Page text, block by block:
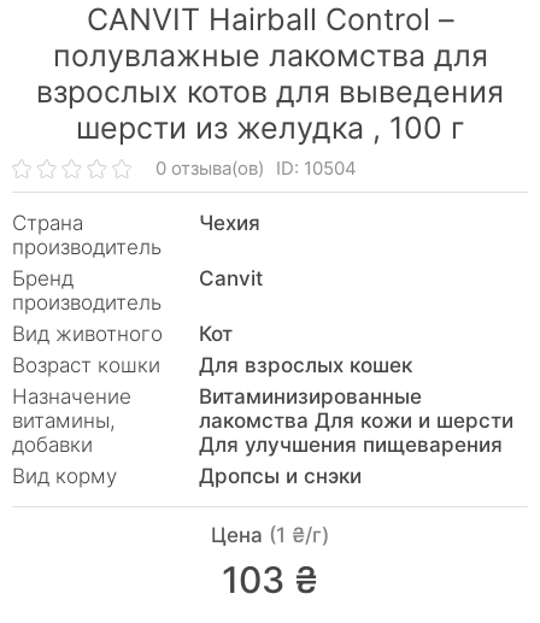
CANVIT Hairball Control –
полувлажные лакомства для
взрослых котов для выведения
шерсти из желудка , 100 г
0 отзыва(ов) ID: 10504
Страна
производитель
Чехия
Бренд
производитель
Canvit
Вид животного
Кот
Возраст кошки
Для взрослых кошек
Назначение
витамины,
добавки
Витаминизированные
лакомства Для кожи и шерсти
Для улучшения пищеварения
Вид корму
Дропсы и снэки
Цена (1 ₴/г)
103 ₴